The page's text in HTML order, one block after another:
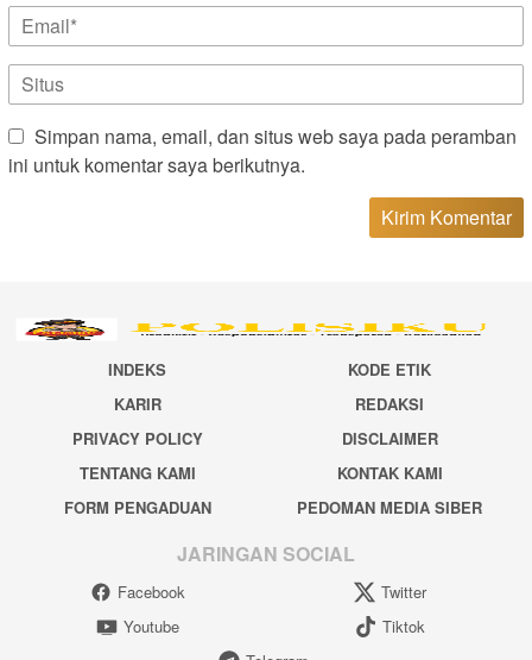
Simpan nama, email, dan situs web saya pada peramban
ini untuk komentar saya berikutnya.
INDEKS
KODE ETIK
KARIR
REDAKSI
PRIVACY POLICY
DISCLAIMER
TENTANG KAMI
KONTAK KAMI
FORM PENGADUAN
PEDOMAN MEDIA SIBER
JARINGAN SOCIAL
Facebook
Twitter
Youtube
Tiktok